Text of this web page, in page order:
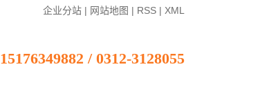
企业分站 | 网站地图 | RSS | XML
15176349882 / 0312-3128055